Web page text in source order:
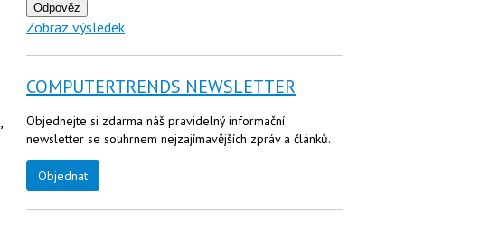
Odpověz
Zobraz výsledek
COMPUTERTRENDS NEWSLETTER
Objednejte si zdarma náš pravidelný informační
newsletter se souhrnem nejzajímavějších zpráv a článků.
Objednat